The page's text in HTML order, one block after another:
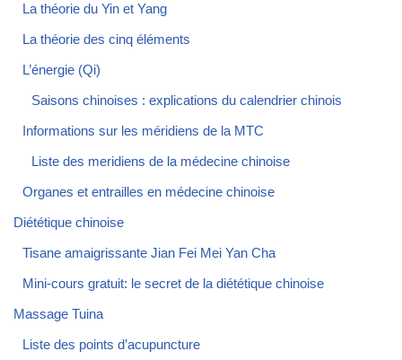
La théorie du Yin et Yang
La théorie des cinq éléments
L’énergie (Qi)
Saisons chinoises : explications du calendrier chinois
Informations sur les méridiens de la MTC
Liste des meridiens de la médecine chinoise
Organes et entrailles en médecine chinoise
Diététique chinoise
Tisane amaigrissante Jian Fei Mei Yan Cha
Mini-cours gratuit: le secret de la diététique chinoise
Massage Tuina
Liste des points d’acupuncture